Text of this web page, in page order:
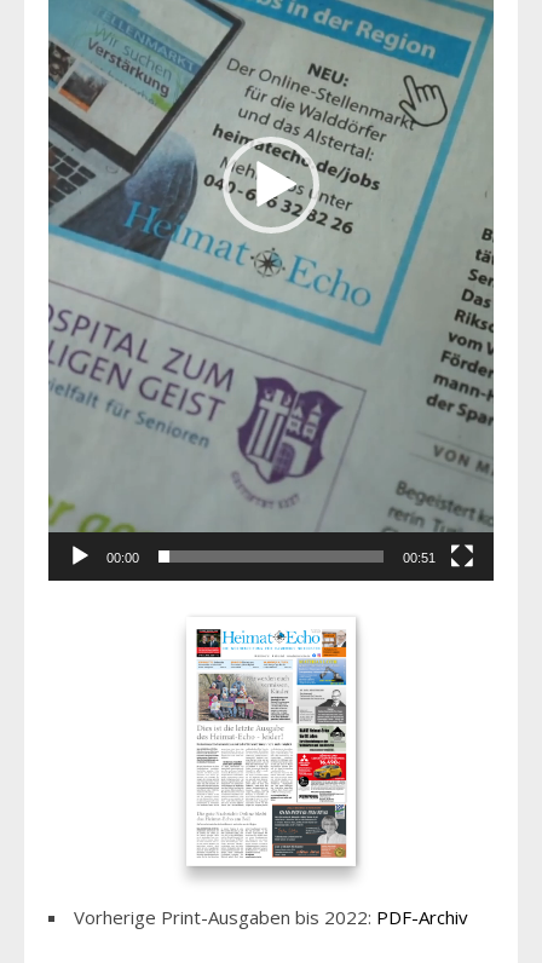
00:00 00:51
Vorherige Print-Ausgaben bis 2022: PDF-Archiv